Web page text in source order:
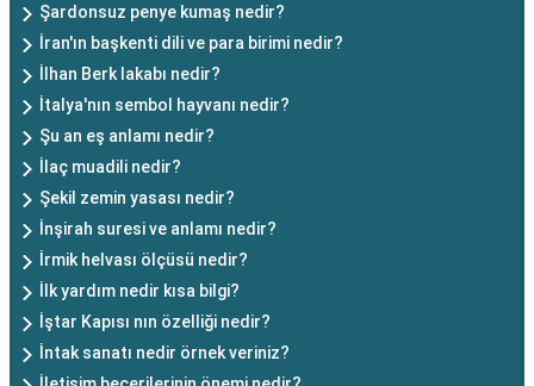
Şardonsuz penye kumaş nedir?
İran'ın başkenti dili ve para birimi nedir?
İlhan Berk lakabı nedir?
İtalya'nın sembol hayvanı nedir?
Şu an eş anlamı nedir?
İlaç muadili nedir?
Şekil zemin yasası nedir?
İnşirah suresi ve anlamı nedir?
İrmik helvası ölçüsü nedir?
İlk yardım nedir kısa bilgi?
İştar Kapısı nın özelliği nedir?
İntak sanatı nedir örnek veriniz?